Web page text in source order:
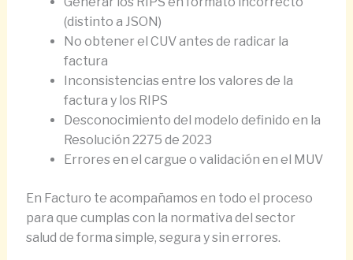
(distinto a JSON)
No obtener el CUV antes de radicar la
factura
Inconsistencias entre los valores de la
factura y los RIPS
Desconocimiento del modelo definido en la
Resolución 2275 de 2023
Errores en el cargue o validación en el MUV
En Facturo te acompañamos en todo el proceso
para que cumplas con la normativa del sector
salud de forma simple, segura y sin errores.